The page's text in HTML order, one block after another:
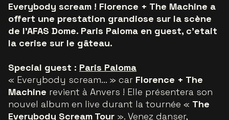
Everybody scream ! Florence + The Machine a
offert une prestation grandiose sur la scène
de l’AFAS Dome. Paris Paloma en guest, c’etait
la cerise sur le gâteau.
Special guest : Paris Paloma
« Everybody scream... » car Florence + The
Machine revient à Anvers ! Elle présentera son
nouvel album en live durant la tournée « The
Everybody Scream Tour ». Venez danser,